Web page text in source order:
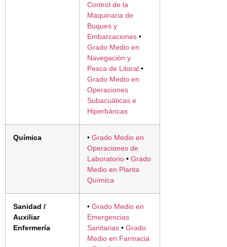
Control de la
Maquinaria de
Buques y
Embarcaciones •
Grado Medio en
Navegación y
Pesca de Litoral •
Grado Medio en
Operaciones
Subacuáticas e
Hiperbáricas
Química • Grado Medio en
Operaciones de
Laboratorio • Grado
Medio en Planta
Química
Sanidad /
Auxiliar
Enfermería
• Grado Medio en
Emergencias
Sanitarias • Grado
Medio en Farmacia